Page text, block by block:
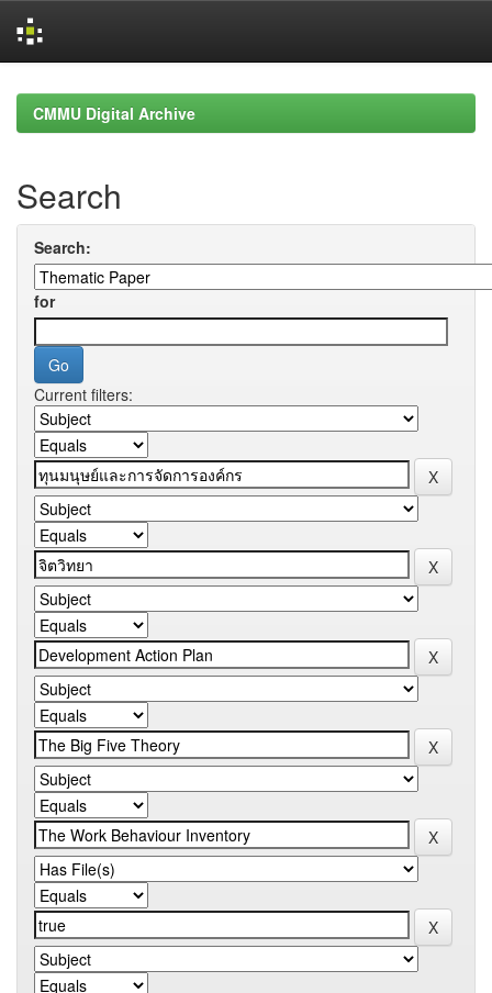
navigationCMMU Digital Archive
Search
Search:
for
Current filters: